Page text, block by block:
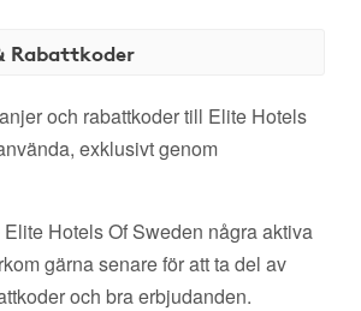
Rabattkoder
och rabattkoder till Elite Hotels
exklusivt genom
Hotels Of Sweden några aktiva
gärna senare för att ta del av
och bra erbjudanden.